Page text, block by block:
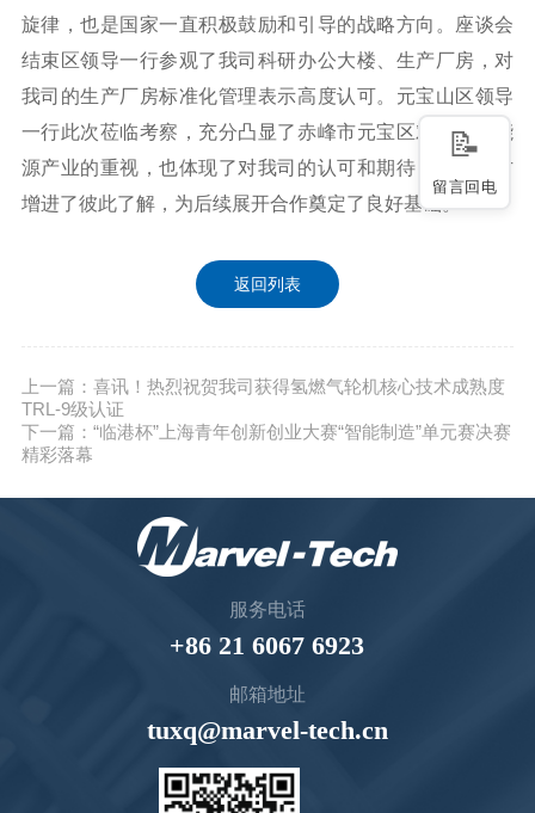
旋律，也是国家一直积极鼓励和引导的战略方向。座谈会
结束区领导一行参观了我司科研办公大楼、生产厂房，对
我司的生产厂房标准化管理表示高度认可。元宝山区领导
一行此次莅临考察，充分凸显了赤峰市元宝区对发展新能
源产业的重视，也体现了对我司的认可和期待，同时双方
增进了彼此了解，为后续展开合作奠定了良好基础。
返回列表
上一篇：喜讯！热烈祝贺我司获得氢燃气轮机核心技术成熟度
TRL-9级认证
下一篇：“临港杯”上海青年创新创业大赛“智能制造”单元赛决赛
精彩落幕
服务电话
+86 21 6067 6923
邮箱地址
tuxq@marvel-tech.cn
留言回电